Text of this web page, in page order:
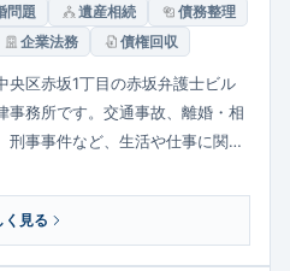
問題 遺産相続
債務整理
企業法務 債権回収
央区赤坂1丁目の赤坂弁護士ビル
事務所です。交通事故、離婚・相
事事件など、生活や仕事に関わ
います。相談者・依頼者の話を
を共に考えることを重視している
意識した方針により、相談しやす
く見る